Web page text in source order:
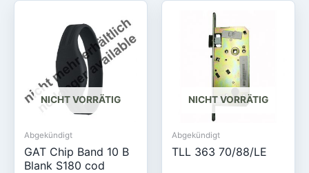
NICHT VORRÄTIG
Abgekündigt
GAT Chip Band 10 B
Blank S180 cod
NICHT VORRÄTIG
Abgekündigt
TLL 363 70/88/LE